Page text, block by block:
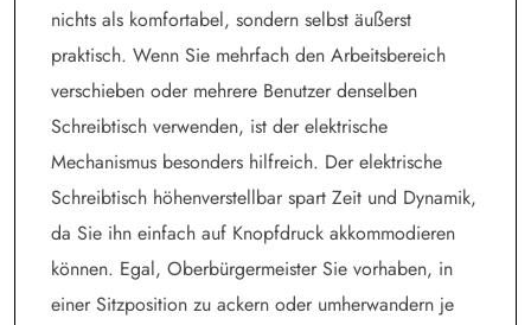
nichts als komfortabel, sondern selbst äußerst
praktisch. Wenn Sie mehrfach den Arbeitsbereich
verschieben oder mehrere Benutzer denselben
Schreibtisch verwenden, ist der elektrische
Mechanismus besonders hilfreich. Der elektrische
Schreibtisch höhenverstellbar spart Zeit und Dynamik,
da Sie ihn einfach auf Knopfdruck akkommodieren
können. Egal, Oberbürgermeister Sie vorhaben, in
einer Sitzposition zu ackern oder umherwandern je